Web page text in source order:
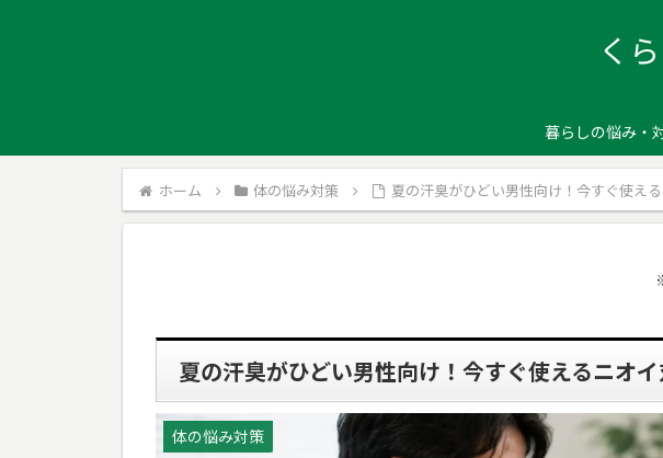
く
暮らしの悩み・
ホーム 体の悩み対策 夏の汗臭がひどい男性向け！今すぐ使え
夏の汗臭がひどい男性向け！今すぐ使えるニオ
体の悩み対策